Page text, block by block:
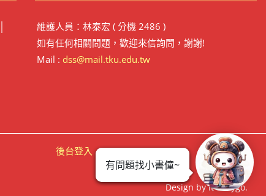
維護人員：林泰宏 ( 分機 2486 )
如有任何相關問題，歡迎來信詢問，謝謝!
Mail : dss@mail.tku.edu.tw
後台登入
Design by it-easygo.
有問題找小書僮~